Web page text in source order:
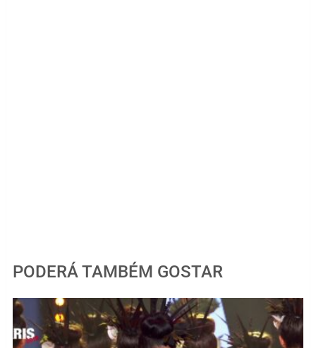
PODERÁ TAMBÉM GOSTAR